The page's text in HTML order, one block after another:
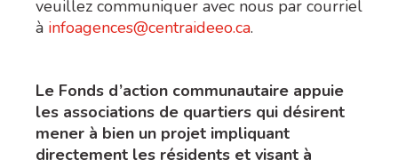
veuillez communiquer avec nous par courriel
à infoagences@centraideeo.ca.
Le Fonds d’action communautaire appuie
les associations de quartiers qui désirent
mener à bien un projet impliquant
directement les résidents et visant à